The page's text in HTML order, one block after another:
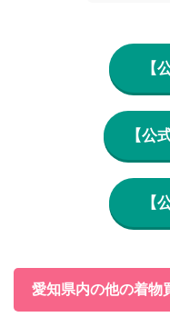
【
【公
【
愛知県内の他の着物